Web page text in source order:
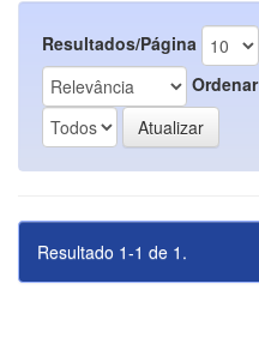
Resultados/Página
Ordenar
Resultado 1-1 de 1.